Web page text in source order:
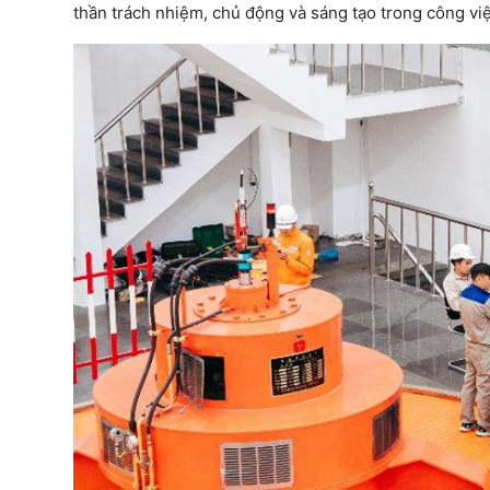
thần trách nhiệm, chủ động và sáng tạo trong công